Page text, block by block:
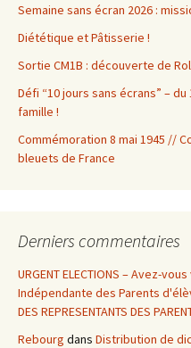
Semaine sans écran 2026 :
Diététique et Pâtisserie !
Sortie CM1B : découverte de
Défi “10 jours sans écrans” –
famille !
Commémoration 8 mai 1945 //
bleuets de France
Derniers commentaires
URGENT ELECTIONS – Avez-
Indépendante des Parents
DES REPRESENTANTS DES
Rebourg dans Distribution de